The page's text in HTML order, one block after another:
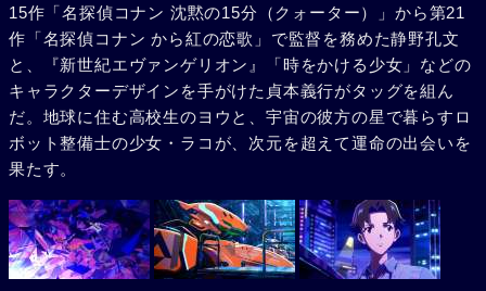
15作「名探偵コナン 沈黙の15分（クォーター）」から第21
作「名探偵コナン から紅の恋歌」で監督を務めた静野孔文
と、『新世紀エヴァンゲリオン』「時をかける少女」などの
キャラクターデザインを手がけた貞本義行がタッグを組ん
だ。地球に住む高校生のヨウと、宇宙の彼方の星で暮らすロ
ボット整備士の少女・ラコが、次元を超えて運命の出会いを
果たす。